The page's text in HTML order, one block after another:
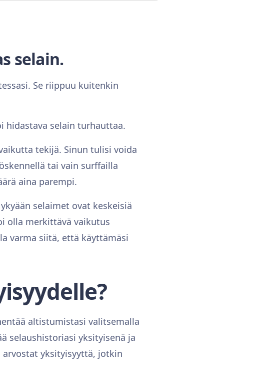
selain.
Se riippuu kuitenkin
hidastava selain turhauttaa.
tekijä. Sinun tulisi voida
tai vain surffailla
aina parempi.
selaimet ovat keskeisiä
olla merkittävä vaikutus
varma siitä, että käyttämäsi
altistumistasi valitsemalla
selaushistoriasi yksityisenä ja
yksityisyyttä, jotkin